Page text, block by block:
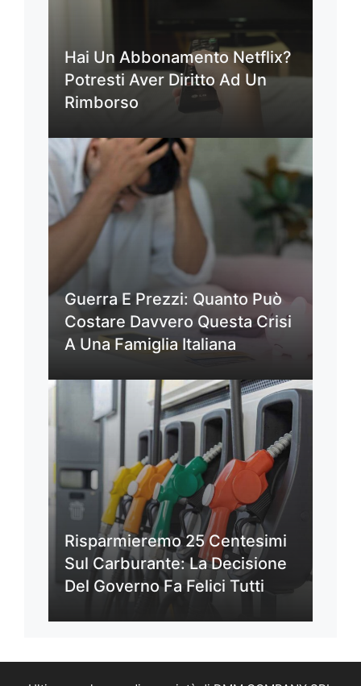
Hai Un Abbonamento Netflix?
Potresti Aver Diritto Ad Un
Rimborso
Guerra E Prezzi: Quanto Può
Costare Davvero Questa Crisi
A Una Famiglia Italiana
Risparmieremo 25 Centesimi
Sul Carburante: La Decisione
Del Governo Fa Felici Tutti